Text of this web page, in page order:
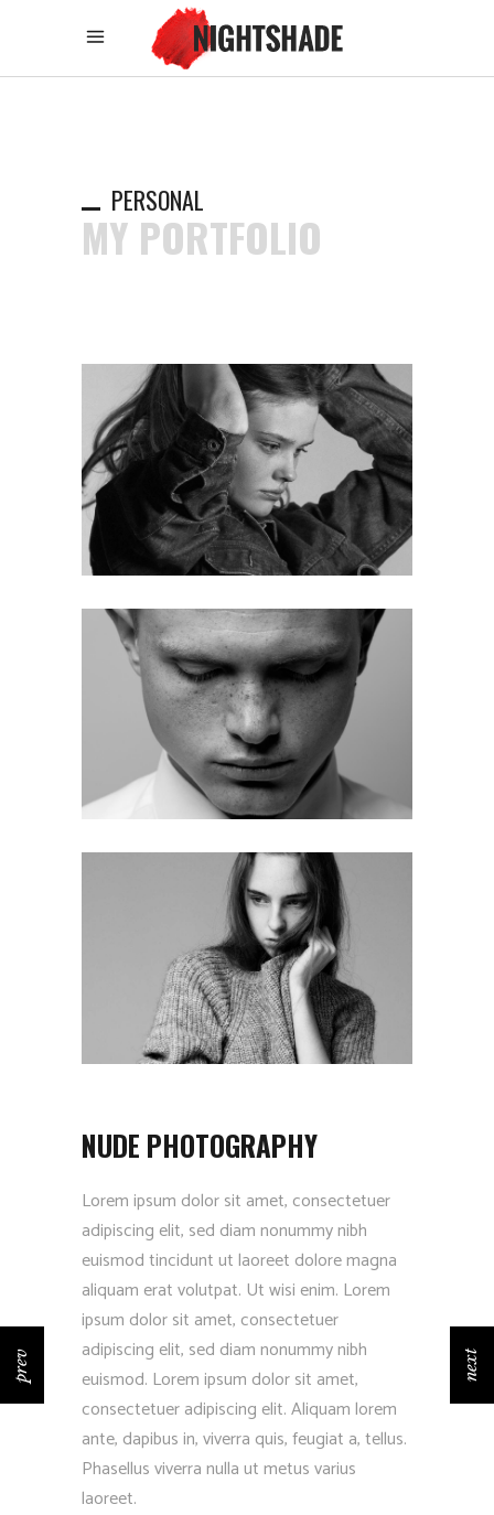
PERSONAL
MY PORTFOLIO
NUDE PHOTOGRAPHY
Lorem ipsum dolor sit amet, consectetuer
adipiscing elit, sed diam nonummy nibh
euismod tincidunt ut laoreet dolore magna
aliquam erat volutpat. Ut wisi enim. Lorem
ipsum dolor sit amet, consectetuer
adipiscing elit, sed diam nonummy nibh
euismod. Lorem ipsum dolor sit amet,
consectetuer adipiscing elit. Aliquam lorem
ante, dapibus in, viverra quis, feugiat a, tellus.
Phasellus viverra nulla ut metus varius
laoreet.
prev next